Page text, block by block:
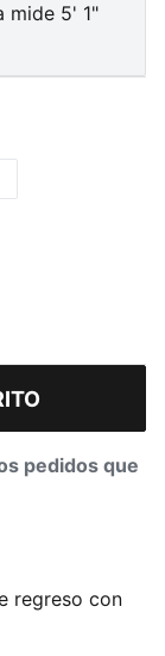
mide 5' 1"
pedidos que
regreso con
evolución